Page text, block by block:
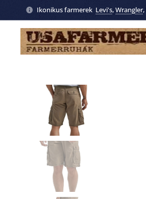
Ikonikus farmerek Levi's,Wrangler,